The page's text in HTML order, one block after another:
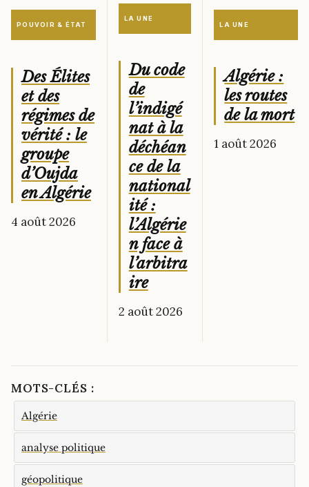
POUVOIR & ÉTAT
Des Élites
et des
régimes de
vérité : le
groupe
d’Oujda
en Algérie
4 août 2026
LA UNE
Du code
de
l’indigé
nat à la
déchéan
ce de la
national
ité :
l’Algérie
n face à
l’arbitra
ire
2 août 2026
LA UNE
Algérie :
les routes
de la mort
1 août 2026
MOTS-CLÉS :
Algérie
analyse politique
géopolitique